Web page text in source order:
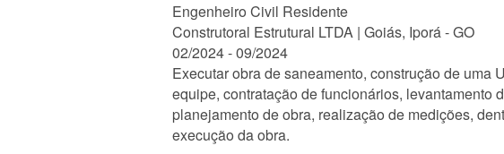
Engenheiro Civil Residente
Construtoral Estrutural LTDA | Goiás, Iporá - GO
02/2024 - 09/2024
Executar obra de saneamento, construção de uma
equipe, contratação de funcionários, levantamento
planejamento de obra, realização de medições,
execução da obra.